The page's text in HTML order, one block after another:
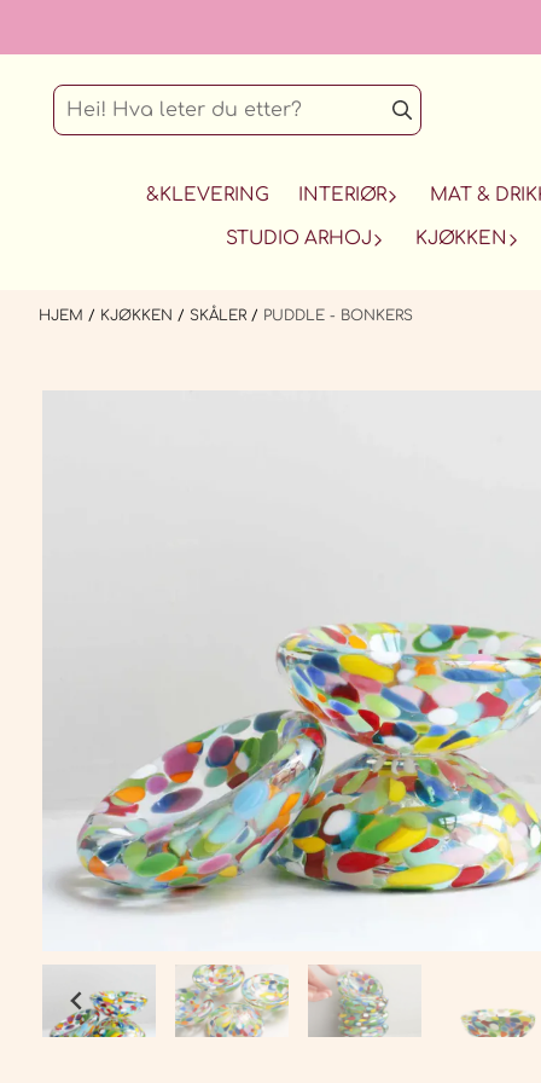
&KLEVERING INTERIØR MAT &
STUDIO ARHOJ KJØKKEN
HJEM / KJØKKEN / SKÅLER / PUDDLE - BONKERS